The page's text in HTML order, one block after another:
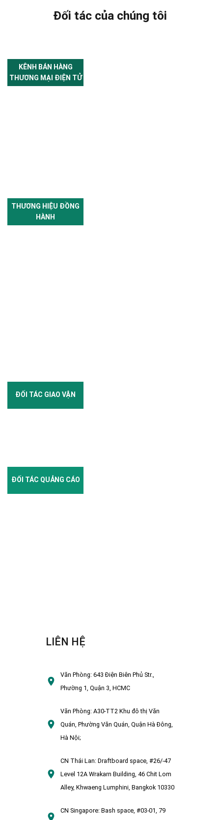
Đối tác của chúng tôi
KÊNH BÁN HÀNG
THƯƠNG MẠI ĐIỆN TỬ
THƯƠNG HIỆU ĐỒNG
HÀNH
ĐỐI TÁC GIAO VẬN
ĐỐI TÁC QUẢNG CÁO
LIÊN HỆ
Văn Phòng:643 Điện Biên Phủ Str.,
Phường 1, Quận 3, HCMC
Văn Phòng:A30-TT2 Khu đô thị Văn
Quán, Phường Văn Quán, Quận Hà Đông,
Hà Nội;
CN Thái Lan: Draftboard space, #26/-47
Level 12A Wrakarn Building, 46 Chit Lom
Alley, Khwaeng Lumphini, Bangkok 10330
CN Singapore: Bash space, #03-01, 79